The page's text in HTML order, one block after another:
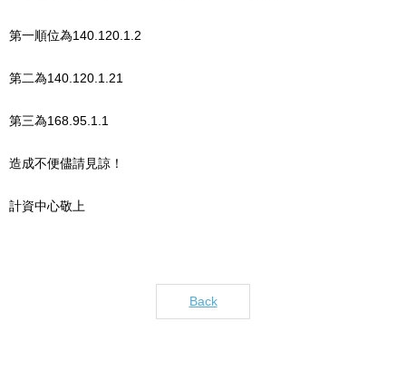
第一順位為140.120.1.2
第二為140.120.1.21
第三為168.95.1.1
造成不便儘請見諒！
計資中心敬上
Back